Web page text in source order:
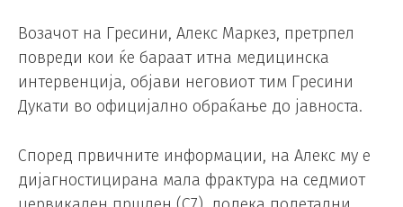
Возачот на Гресини, Алекс Маркез, претрпел
повреди кои ќе бараат итна медицинска
интервенција, објави неговиот тим Гресини
Дукати во официјално обраќање до јавноста.
Според првичните информации, на Алекс му е
дијагностицирана мала фрактура на седмиот